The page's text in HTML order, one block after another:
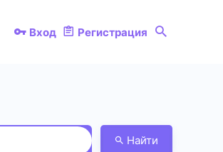
Вход Регистрация
Найти